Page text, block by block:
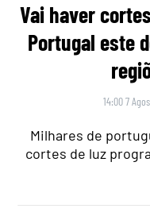
Vai haver
Portugal este
14:00 7
Milhares de
cortes de luz